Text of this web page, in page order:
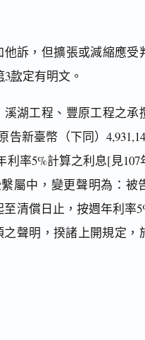
訴，但擴張或減縮應受
3款定有明文。
湖工程、豐原工程之承
新臺幣（下同）
率5%計算之利息[見
屬中，變更聲明為：被
清償日止，按週年利率
之聲明，揆諸上開規定，